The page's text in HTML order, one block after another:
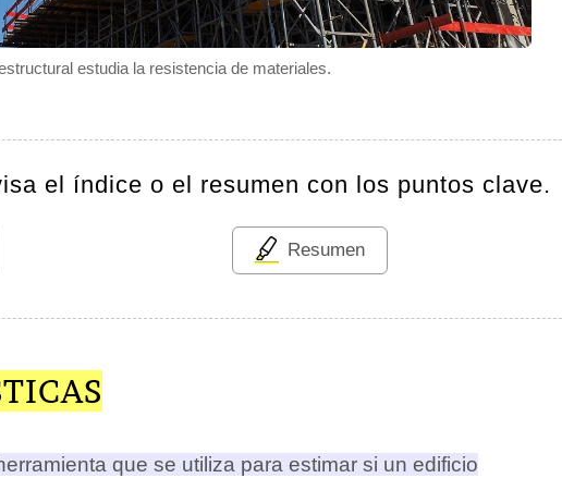
estudia la resistencia de materiales.
el índice o el resumen con los puntos clave.
Resumen
que se utiliza para estimar si un edificio